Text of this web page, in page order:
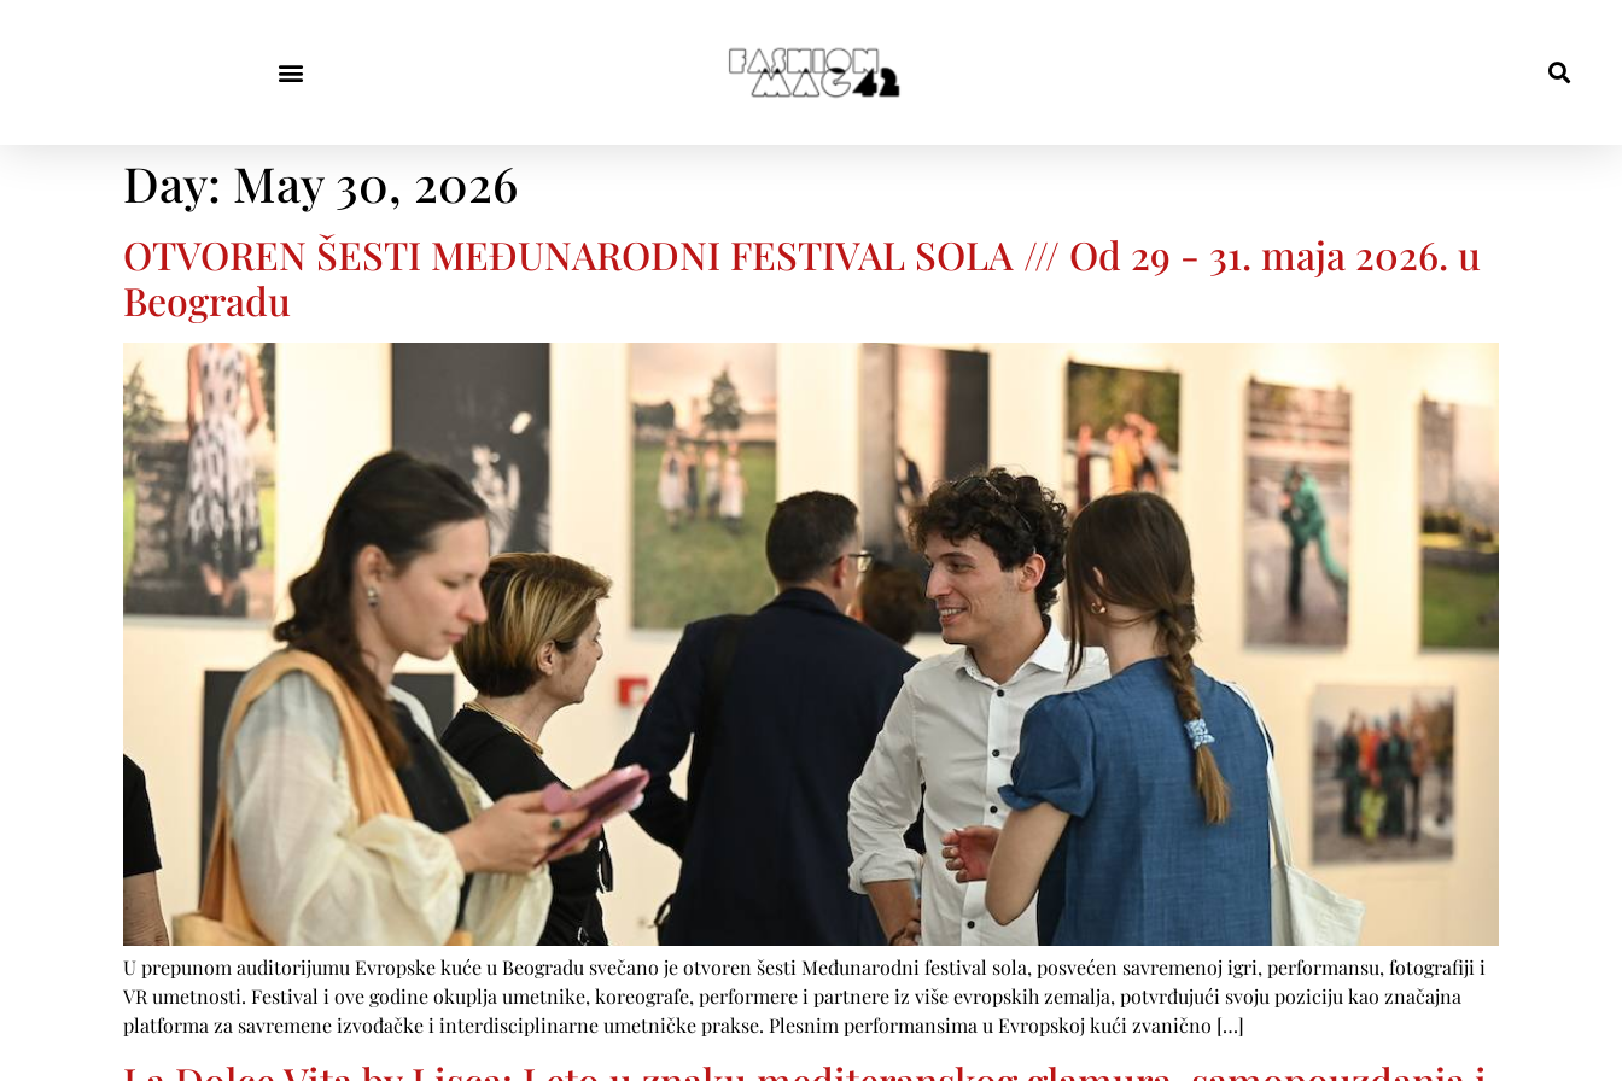
Day: May 30, 2026
OTVOREN ŠESTI MEĐUNARODNI FESTIVAL SOLA /// Od 29​ -​ 31. maja 2026. u
Beogradu
U prepunom auditorijumu Evropske kuće u Beogradu svečano je otvoren šesti Međunarodni festival sola, posvećen savremenoj igri, performansu, fotografiji i
VR umetnosti. Festival i ove godine okuplja umetnike, koreografe, performere i partnere iz više evropskih zemalja, potvrđujući svoju poziciju kao značajna
platforma za savremene izvođačke i interdisciplinarne umetničke prakse. Plesnim performansima u Evropskoj kući zvanično […]